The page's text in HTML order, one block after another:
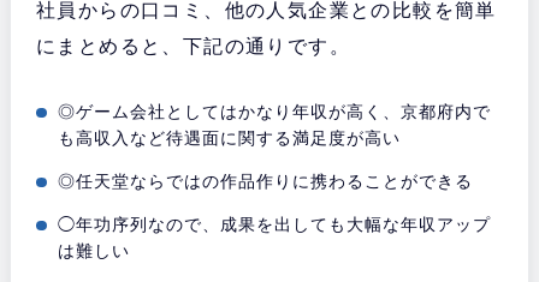
社員からの口コミ、他の人気企業との比較を簡単
にまとめると、下記の通りです。
◎ゲーム会社としてはかなり年収が高く、京都府内で
も高収入など待遇面に関する満足度が高い
◎任天堂ならではの作品作りに携わることができる
◯年功序列なので、成果を出しても大幅な年収アップ
は難しい